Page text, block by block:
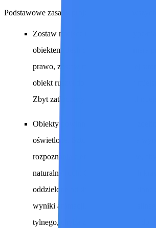
Podstawowe zasady projektowania
Zostaw miejsce na ruch.
Nie
obiektem. Jeśli chcesz, żeby kamera
prawo, zostaw miejsce po prawej
obiekt ruszył do przodu, zostaw
Zbyt zatłoczony kadr nie daje AI
Obiekty powinny być wyraźnie
oświetlone.
Sztuczna inteligencja
rozpoznania elementów w kadrze,
naturalny ruch. Obiekty o ostrych
oddzielone od tła i dobrze oświetlone
wyniki animacji. Należy unikać
tylnego, chyba że celowo dążysz do